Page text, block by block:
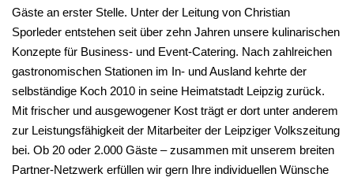
Gäste an erster Stelle. Unter der Leitung von Christian
Sporleder entstehen seit über zehn Jahren unsere kulinarischen
Konzepte für Business- und Event-Catering. Nach zahlreichen
gastronomischen Stationen im In- und Ausland kehrte der
selbständige Koch 2010 in seine Heimatstadt Leipzig zurück.
Mit frischer und ausgewogener Kost trägt er dort unter anderem
zur Leistungsfähigkeit der Mitarbeiter der Leipziger Volkszeitung
bei. Ob 20 oder 2.000 Gäste – zusammen mit unserem breiten
Partner-Netzwerk erfüllen wir gern Ihre individuellen Wünsche